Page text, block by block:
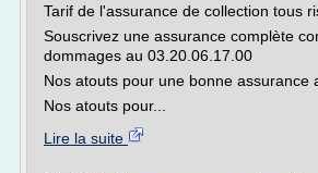
Tarif de l'assurance de collection tous
Souscrivez une assurance complète
dommages au 03.20.06.17.00
Nos atouts pour une bonne assurance
Nos atouts pour...
Lire la suite